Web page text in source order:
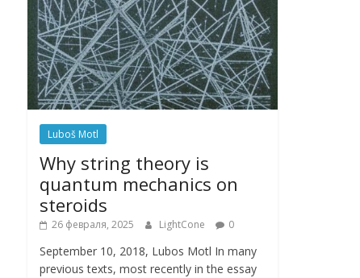
Luboš Motl
Why string theory is
quantum mechanics on
steroids
26 февраля, 2025 LightCone 0
September 10, 2018, Lubos Motl In many
previous texts, most recently in the essay